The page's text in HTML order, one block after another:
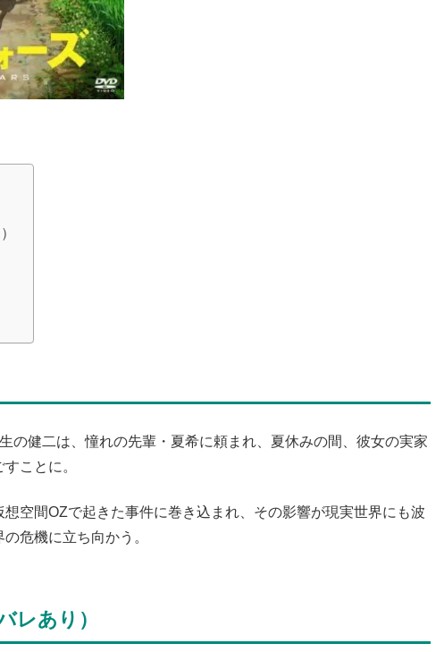
の健二は、憧れの先輩・夏希に頼まれ、夏休みの間、彼女の実家
ことに。
空間OZで起きた事件に巻き込まれ、その影響が現実世界にも波
危機に立ち向かう。
レあり）